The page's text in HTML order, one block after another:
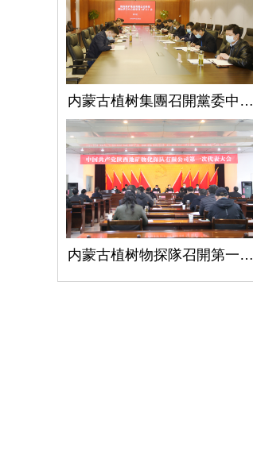
内蒙古植树集團召開黨委中心組學習（擴大）會議學習貫徹全國兩會精神、習近平總書記關于國有企業改革發展和黨的建設的重要論述
内蒙古植树物探隊召開第一次黨代會